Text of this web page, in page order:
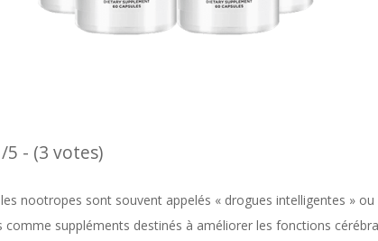
5 - (3 votes)
nootropes sont souvent appelés « drogues intelligentes »
comme suppléments destinés à améliorer les fonctions